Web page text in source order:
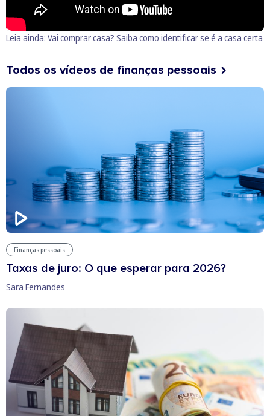
Leia ainda: Vai comprar casa? Saiba como identificar se é a casa certa
Todos os vídeos de finanças pessoais
Finanças pessoais
Taxas de juro: O que esperar para 2026?
Sara Fernandes